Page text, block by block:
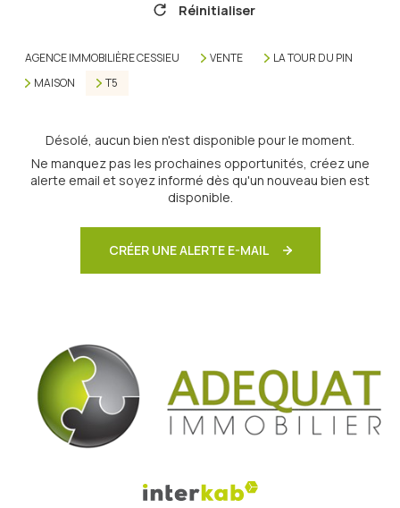
Réinitialiser
AGENCE IMMOBILIÈRE CESSIEU VENTE
LA TOUR DU PIN
MAISON
T5
Désolé, aucun bien n'est disponible pour le moment.
Ne manquez pas les prochaines opportunités, créez une
alerte email et soyez informé dès qu'un nouveau bien est
disponible.
CRÉER UNE ALERTE E-MAIL